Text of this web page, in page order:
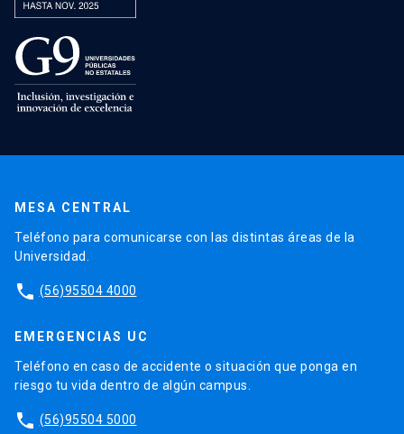
MESA CENTRAL
Teléfono para comunicarse con las distintas áreas de la
Universidad.
phone (56)95504 4000
EMERGENCIAS UC
Teléfono en caso de accidente o situación que ponga en
riesgo tu vida dentro de algún campus.
phone (56)95504 5000